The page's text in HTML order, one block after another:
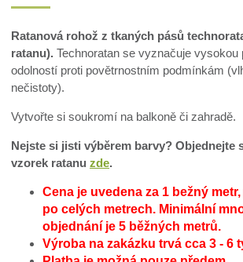
Ratanová rohož z tkaných pásů
ratanu). Technoratan se vyznačuje vysokou
odolností proti povětrnostním podmínkám
nečistoty).
Vytvořte si soukromí na balkoně či zahradě.
Nejste si jisti výběrem barvy? Objednejte
vzorek ratanuzde.
Cena je uvedena za 1 bežný
po celých metrech. Minimální
objednání je 5 běžných metrů.
Výroba na zakázku trvá cca 3 - 6